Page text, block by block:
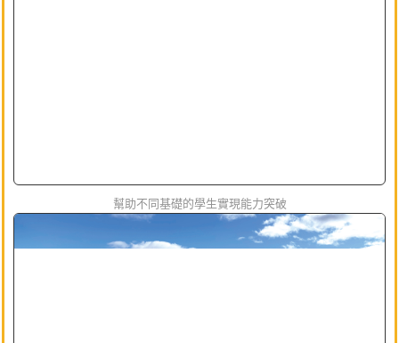
幫助不同基礎的學生實現能力突破